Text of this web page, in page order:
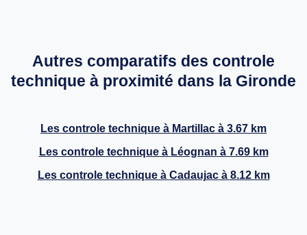
Autres comparatifs des controle
technique à proximité dans la Gironde
Les controle technique à Martillac à 3.67 km
Les controle technique à Léognan à 7.69 km
Les controle technique à Cadaujacà 8.12 km